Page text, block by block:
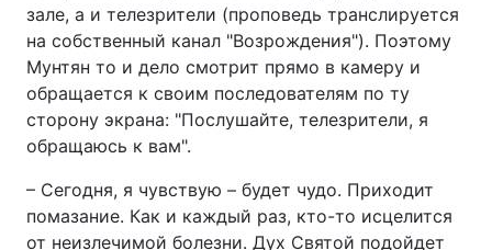
зале, а и телезрители (проповедь транслируется
на собственный канал "Возрождения"). Поэтому
Мунтян то и дело смотрит прямо в камеру и
обращается к своим последователям по ту
сторону экрана: "Послушайте, телезрители, я
обращаюсь к вам".
– Сегодня, я чувствую – будет чудо. Приходит
помазание. Как и каждый раз, кто-то исцелится
от неизлечимой болезни. Дух Святой подойдет